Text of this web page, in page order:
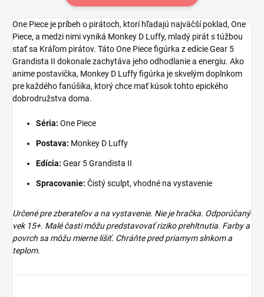
One Piece je príbeh o pirátoch, ktorí hľadajú najväčší poklad, One
Piece, a medzi nimi vyniká Monkey D Luffy, mladý pirát s túžbou
stať sa Kráľom pirátov. Táto One Piece figúrka z edície Gear 5
Grandista II dokonale zachytáva jeho odhodlanie a energiu. Ako
anime postavička, Monkey D Luffy figúrka je skvelým doplnkom
pre každého fanúšika, ktorý chce mať kúsok tohto epického
dobrodružstva doma.
Séria: One Piece
Postava: Monkey D Luffy
Edícia: Gear 5 Grandista II
Spracovanie: Čistý sculpt, vhodné na vystavenie
Určené pre zberateľov a na vystavenie. Nie je hračka. Odporúčaný
vek 15+. Malé časti môžu predstavovať riziko prehltnutia. Farby a
povrch sa môžu mierne líšiť. Chráňte pred priamym slnkom a
teplom.